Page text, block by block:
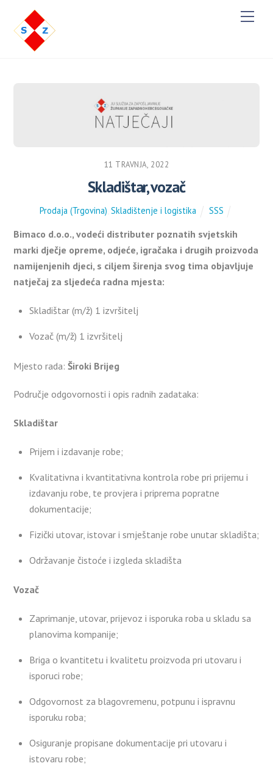
M
e
11 TRAVNJA, 2022
Skladištar, vozač
Prodaja (Trgovina) ,Skladištenje i logistika SSS
Bimaco d.o.o., vodeći distributer poznatih svjetskih
marki dječje opreme, odjeće, igračaka i drugih proizvoda
namijenjenih djeci, s ciljem širenja svog tima objavljuje
natječaj za sljedeća radna mjesta:
Skladištar (m/ž) 1 izvršitelj
Vozač (m/ž) 1 izvršitelj
Mjesto rada: Široki Brijeg
Područje odgovornosti i opis radnih zadataka:
Skladištar
Prijem i izdavanje robe;
Kvalitativna i kvantitativna kontrola robe pri prijemu i
izdavanju robe, te provjera i priprema popratne
dokumentacije;
Fizički utovar, istovar i smještanje robe unutar skladišta;
Održavanje čistoće i izgleda skladišta
Vozač
Zaprimanje, utovar, prijevoz i isporuka roba u skladu sa
planovima kompanije;
Briga o kvantitetu i kvalitetu proizvoda pri utovaru i
isporuci robe;
Odgovornost za blagovremenu, potpunu i ispravnu
isporuku roba;
Osiguranje propisane dokumentacije pri utovaru i
istovaru robe;